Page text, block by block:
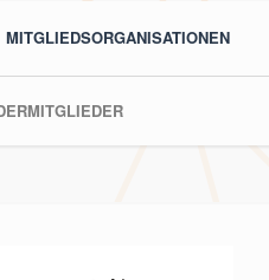
MITGLIEDSORGANISATIONEN